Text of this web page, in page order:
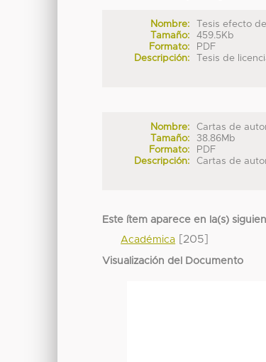
Nombre:
Tesis efecto
Tamaño:
459.5Kb
Formato:
PDF
Descripción:
Tesis de
Nombre:
Cartas de
Tamaño:
38.86Mb
Formato:
PDF
Descripción:
Cartas de
Este ítem aparece en la(s)
Académica [205]
Visualización del Documento